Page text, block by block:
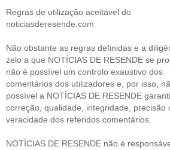
Regras de utilização aceitável do
noticiasderesende.com
Não obstante as regras definidas e a
zelo a que NOTÍCIAS DE RESENDE se
não é possível um controlo exaustivo dos
comentários dos utilizadores e, por isso,
possível a NOTÍCIAS DE RESENDE
correção, qualidade, integridade, precisão
veracidade dos referidos comentários.
NOTÍCIAS DE RESENDE não é